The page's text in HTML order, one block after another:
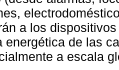
a los
energética de las
a escala